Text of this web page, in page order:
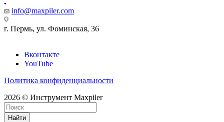
info@maxpiler.com
г. Пермь, ул. Фоминская, 36
Вконтакте
YouTube
Политика конфиденциальности
2026 © Инструмент Maxpiler
Найти